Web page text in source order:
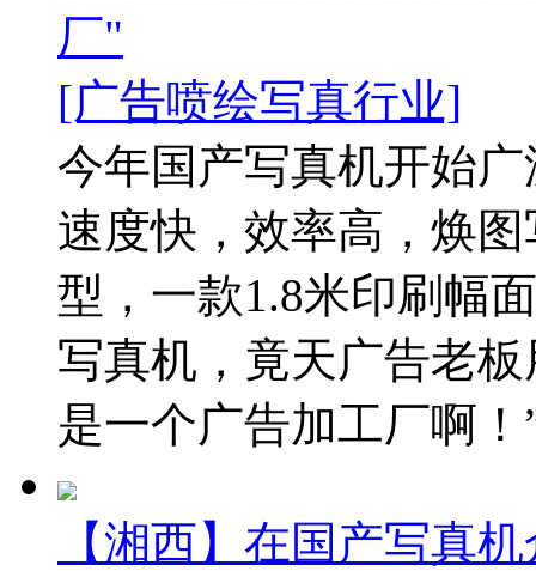
厂"
[广告喷绘写真行业]
今年国产写真机开始
速度快，效率高，焕
型，一款1.8米印刷幅
写真机，竟天广告老
是一个广告加工厂啊！
【湘西】在国产写真